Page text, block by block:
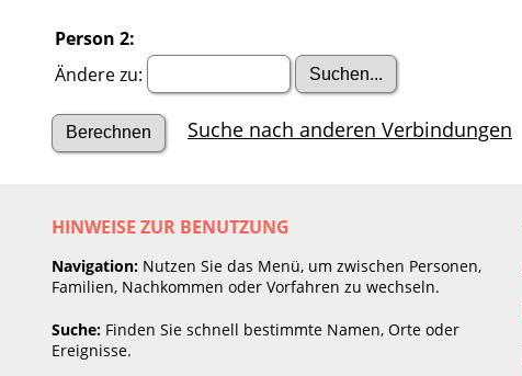
Person 2:
Ändere zu:
Suche nach anderen Verbindungen
HINWEISE ZUR BENUTZUNG
Navigation: Nutzen Sie das Menü, um zwischen Personen,
Familien, Nachkommen oder Vorfahren zu wechseln.
Suche: Finden Sie schnell bestimmte Namen, Orte oder
Ereignisse.